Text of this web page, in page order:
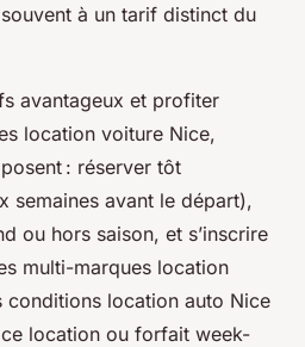
à un tarif distinct du
avantageux et profiter
location voiture Nice,
: réserver tôt
semaines avant le départ),
ou hors saison, et s’inscrire
multi-marques location
conditions location auto Nice
location ou forfait week-